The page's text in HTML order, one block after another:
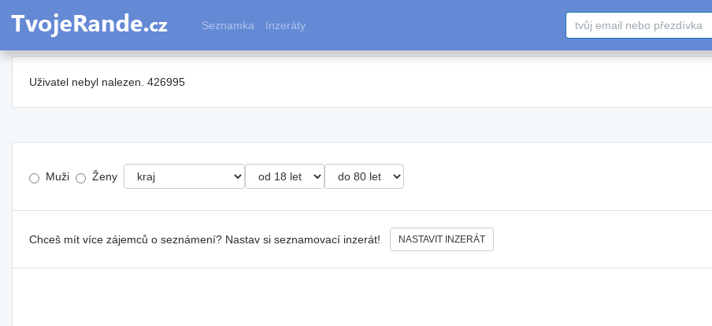
Seznamka Inzeráty
Uživatel nebyl nalezen. 426995
Muži Ženy
Chceš mít více zájemců o seznámení? Nastav si seznamovací inzerát! NASTAVIT INZERÁT